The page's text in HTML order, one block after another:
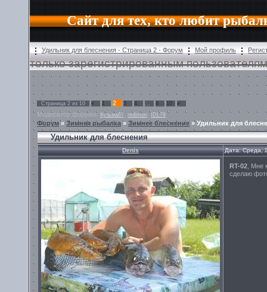
Сайт для тех, кто любит
Удильник для блеснения - Страница 2 - Форум Мой профиль
только зарегистрированным
Страница 2 из 10 « 1 2 3 4 … 9 10 »
Модератор форума: Кузьма67 ntdimon , IDL79
Форум» Зимняя рыбалка » Зимнее блеснение »Удильник для
Удильник для блеснения
Denis Дата: Среда,
RT-02 , Мне
сделаю